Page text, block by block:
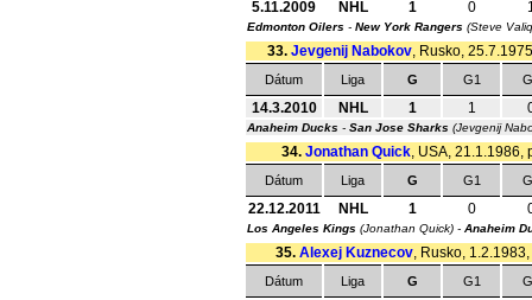
5.11.2009 NHL 1 0
Edmonton Oilers - New York Rangers (Steve
33. Jevgenij Nabokov, Rusko,
Dátum Liga G G1
14.3.2010 NHL 1 1
Anaheim Ducks - San Jose Sharks (Jevgenij
34. Jonathan Quick, USA, 21.1.1986,
Dátum Liga G G1
22.12.2011 NHL 1 0
Los Angeles Kings (Jonathan Quick) - Anaheim
35. Alexej Kuznecov, Rusko,
Dátum Liga G G1